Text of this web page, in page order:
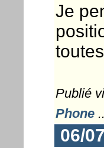
Je
Publié
Phone
06/